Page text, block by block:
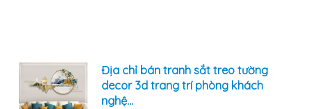
Địa chỉ bán tranh sắt treo tường
decor 3d trang trí phòng khách
nghệ...